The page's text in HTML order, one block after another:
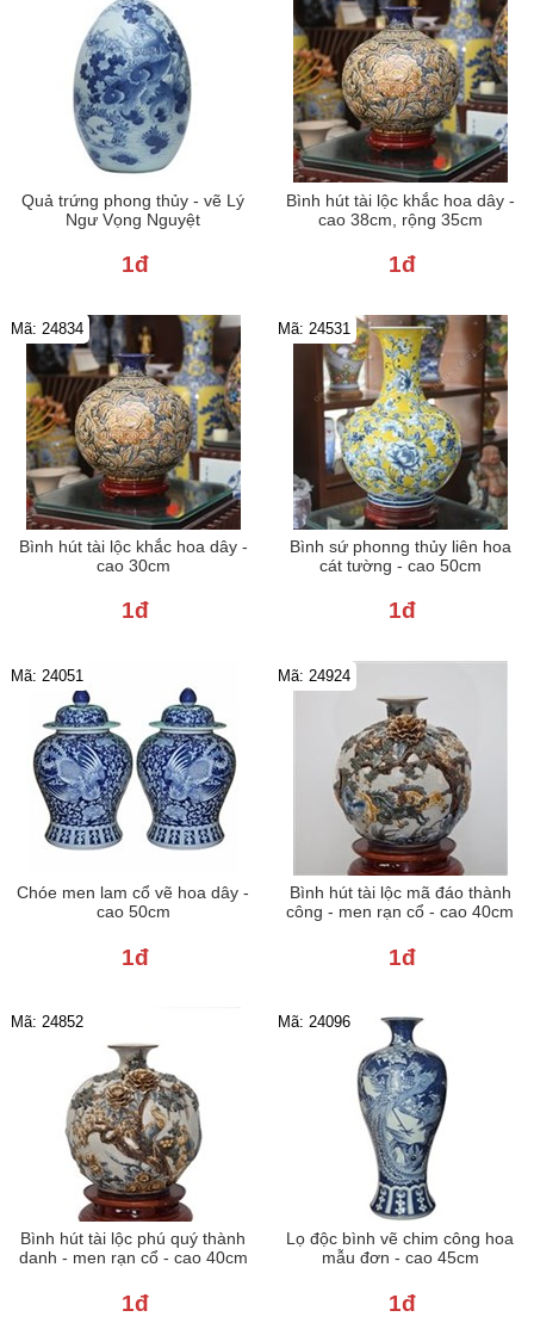
Quả trứng phong thủy - vẽ Lý
Ngư Vọng Nguyệt
1đ
Bình hút tài lộc khắc hoa dây -
cao 38cm, rộng 35cm
1đ
Bình hút tài lộc khắc hoa dây -
cao 30cm
Mã: 24834
1đ
Bình sứ phonng thủy liên hoa
cát tường - cao 50cm
Mã: 24531
1đ
Chóe men lam cổ vẽ hoa dây -
cao 50cm
Mã: 24051
1đ
Bình hút tài lộc mã đáo thành
công - men rạn cổ - cao 40cm
Mã: 24924
1đ
Bình hút tài lộc phú quý thành
danh - men rạn cổ - cao 40cm
Mã: 24852
1đ
Lọ độc bình vẽ chim công hoa
mẫu đơn - cao 45cm
Mã: 24096
1đ